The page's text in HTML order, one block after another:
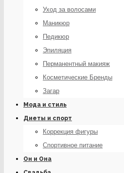
Уход за волосами
Маникюр
Педикюр
Эпиляция
Перманентный макияж
Косметические Бренды
Загар
Мода и стиль
Диеты и спорт
Коррекция фигуры
Спортивное питание
Он и Она